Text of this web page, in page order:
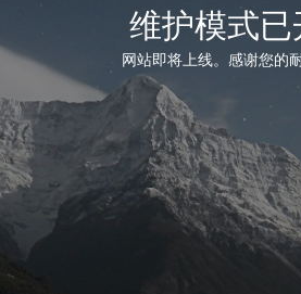
维护模式
网站即将上线。感谢您的